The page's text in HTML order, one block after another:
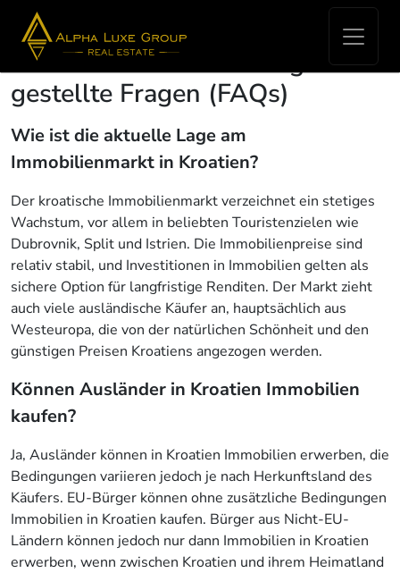
Immobilienmarkt Trends in
Kroatien & Istrien: Häufig
gestellte Fragen (FAQs)
Wie ist die aktuelle Lage am
Immobilienmarkt in Kroatien?
Der kroatische Immobilienmarkt verzeichnet ein stetiges
Wachstum, vor allem in beliebten Touristenzielen wie
Dubrovnik, Split und Istrien. Die Immobilienpreise sind
relativ stabil, und Investitionen in Immobilien gelten als
sichere Option für langfristige Renditen. Der Markt zieht
auch viele ausländische Käufer an, hauptsächlich aus
Westeuropa, die von der natürlichen Schönheit und den
günstigen Preisen Kroatiens angezogen werden.
Können Ausländer in Kroatien Immobilien
kaufen?
Ja, Ausländer können in Kroatien Immobilien erwerben, die
Bedingungen variieren jedoch je nach Herkunftsland des
Käufers. EU-Bürger können ohne zusätzliche Bedingungen
Immobilien in Kroatien kaufen. Bürger aus Nicht-EU-
Ländern können jedoch nur dann Immobilien in Kroatien
erwerben, wenn zwischen Kroatien und ihrem Heimatland